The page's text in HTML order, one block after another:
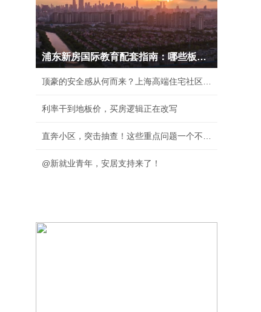
浦东新房国际教育配套指南：哪些板块能真正实现
利率干到地板价，买房逻辑正在改写
@新就业青年，安居支持来了！